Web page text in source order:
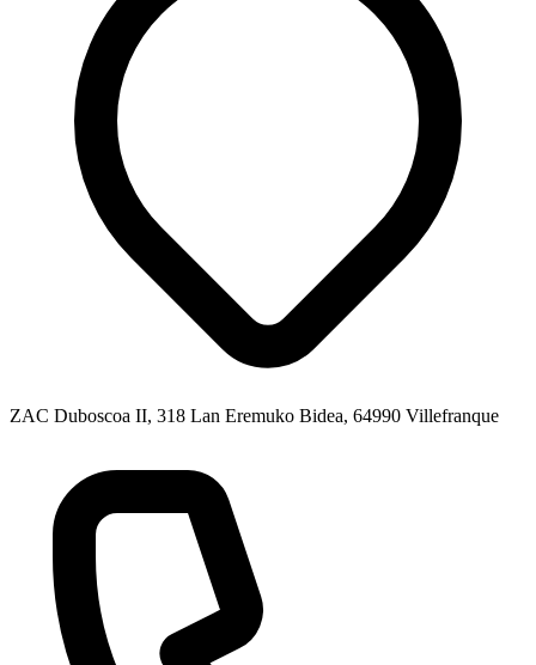
ZAC Duboscoa II, 318 Lan Eremuko Bidea, 64990 Villefranque